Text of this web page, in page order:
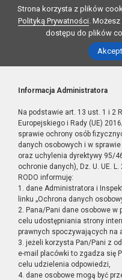
Strona korzysta z plików
Polityką Prywatności.
dostępu do plików
Informacja Administratora
Na podstawie art. 13 ust. 1 i 2
Europejskiego i Rady (UE)
sprawie ochrony osób
danych osobowych i w
oraz uchylenia dyrektywy 95/
ochronie danych), Dz. U. UE.
RODO informuję:
1. dane Administratora i
linku „Ochrona danych
2. Pana/Pani dane osobowe w
celu udostępniania strony
prawnych spoczywających na
3. jeżeli korzysta Pan/Pani z
e-mail placówki to zgadza się
celu udzielenia odpowiedzi,
4. dane osobowe mogą być